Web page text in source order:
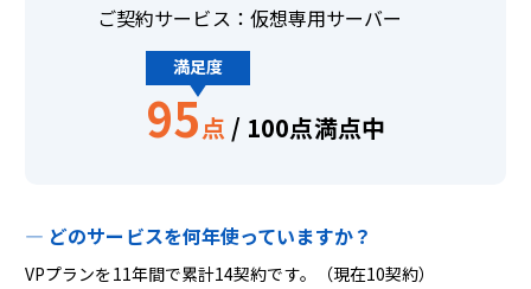
ご契約サービス：仮想専用サーバー
満足度
95点 / 100点満点中
どのサービスを何年使っていますか？
VPプランを11年間で累計14契約です。（現在10契約）